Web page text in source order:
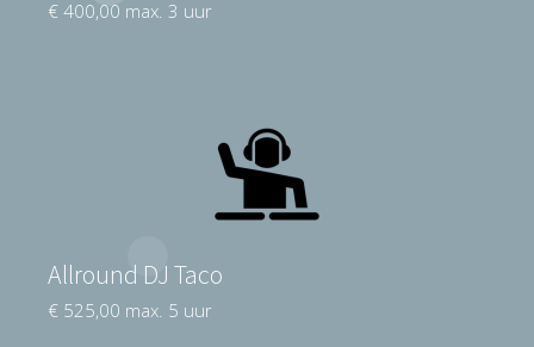
€ 400,00 max. 3 uur
Allround DJ Taco
€ 525,00 max. 5 uur